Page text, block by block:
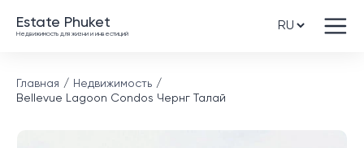
Estate Phuket
Недвижимость для жизни и инвестиций
Главная
Недвижимость
Bellevue Lagoon Condos Чернг Талай